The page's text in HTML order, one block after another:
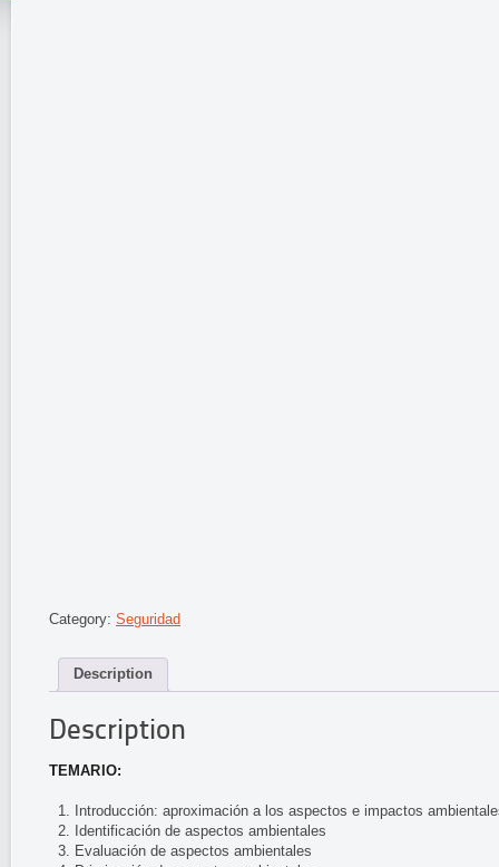
Category: Seguridad
Description
Description
TEMARIO:
Introducción: aproximación a los aspectos e impactos
Identificación de aspectos ambientales
Evaluación de aspectos ambientales